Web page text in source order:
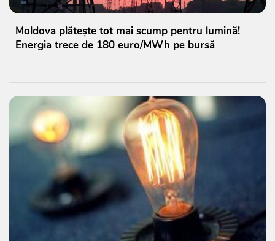
Moldova plătește tot mai scump pentru lumină!
Energia trece de 180 euro/MWh pe bursă